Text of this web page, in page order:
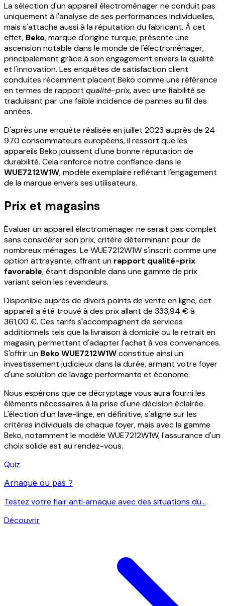
La sélection d'un appareil électroménager ne conduit pas
uniquement à l'analyse de ses performances individuelles,
mais s'attache aussi à la réputation du fabricant. À cet
effet, Beko, marque d'origine turque, présente une
ascension notable dans le monde de l'électroménager,
principalement grâce à son engagement envers la qualité
et l'innovation. Les enquêtes de satisfaction client
conduites récemment placent Beko comme une référence
en termes de rapport qualité-prix, avec une fiabilité se
traduisant par une faible incidence de pannes au fil des
années.
D'après une enquête réalisée en juillet 2023 auprès de 24
970 consommateurs européens, il ressort que les
appareils Beko jouissent d'une bonne réputation de
durabilité. Cela renforce notre confiance dans le
WUE7212W1W, modèle exemplaire reflétant l'engagement
de la marque envers ses utilisateurs.
Prix et magasins
Évaluer un appareil électroménager ne serait pas complet
sans considérer son prix, critère déterminant pour de
nombreux ménages. Le WUE7212W1W s'inscrit comme une
option attrayante, offrant un rapport qualité-prix
favorable, étant disponible dans une gamme de prix
variant selon les revendeurs.
Disponible auprès de divers points de vente en ligne, cet
appareil a été trouvé à des prix allant de 333,94 € à
361,00 €. Ces tarifs s'accompagnent de services
additionnels tels que la livraison à domicile ou le retrait en
magasin, permettant d'adapter l'achat à vos convenances.
S'offrir un Beko WUE7212W1Wconstitue ainsi un
investissement judicieux dans la durée, armant votre foyer
d'une solution de lavage performante et économe.
Nous espérons que ce décryptage vous aura fourni les
éléments nécessaires à la prise d'une décision éclairée.
L'élection d'un lave-linge, en définitive, s'aligne sur les
critères individuels de chaque foyer, mais avec la gamme
Beko, notamment le modèle WUE7212W1W, l'assurance d'un
choix solide est au rendez-vous.
Quiz
Arnaque ou pas ?
Testez votre flair anti‑arnaque avec des situations du...
Découvrir